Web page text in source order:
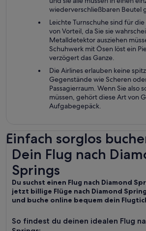
wiederverschließbaren Beutel
Leichte Turnschuhe sind für
von Vorteil, da Sie sie
Metalldetektor ausziehen
Schuhwerk mit Ösen löst ein
verzögert das Ganze.
Die Airlines erlauben keine
Gegenstände wie Scheren
Passagierraum. Wenn Sie also
müssen, gehört diese Art von
Aufgabegepäck.
Einfach sorglos
Dein Flug nach
Springs
Du suchst einen Flug nach Diamond
jetzt billige Flüge nach Diamond
und buche online bequem dein
So findest du deinen idealen Flug
Dein Flug nach Diamond Springs